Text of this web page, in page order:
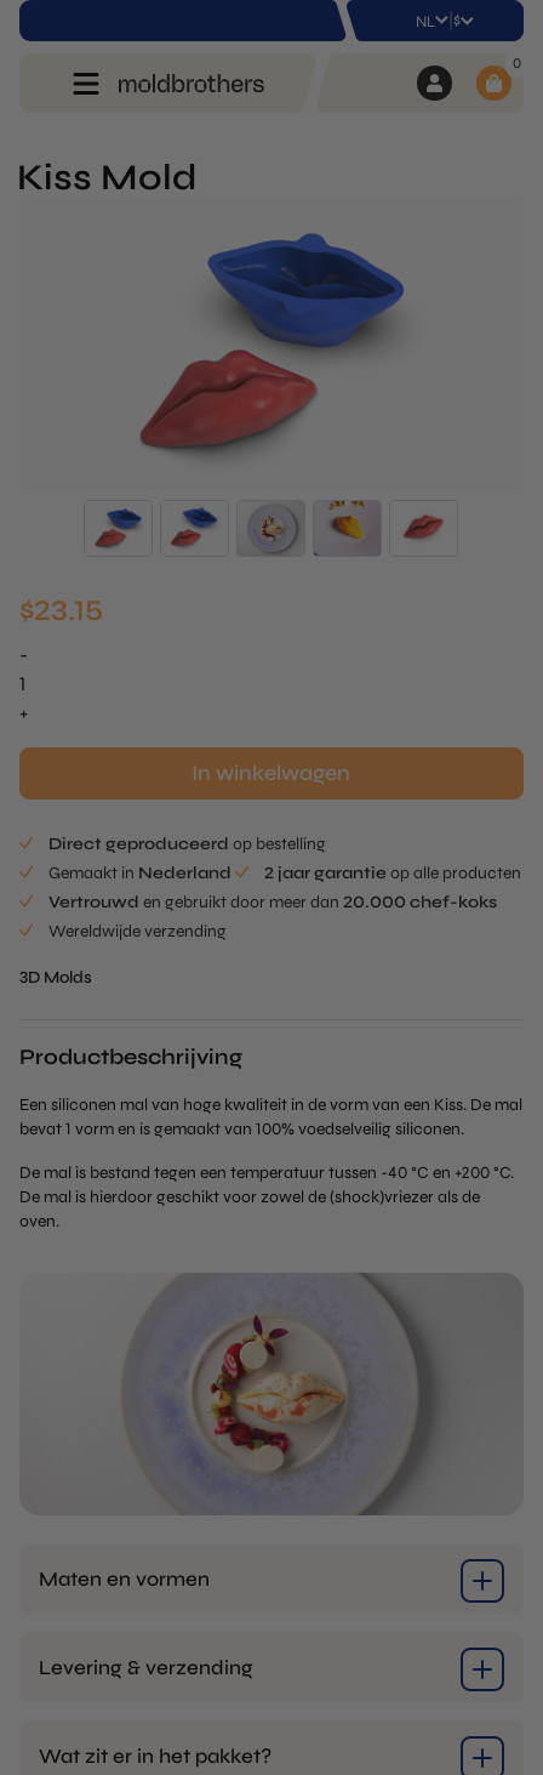
NL |$
0
Kiss Mold
$23.15
-
Kiss
Mold
+
In winkelwagen
Direct geproduceerd op bestelling
Gemaakt in Nederland 2 jaar garantie op alle producten
Vertrouwd en gebruikt door meer dan 20.000 chef-koks
Wereldwijde verzending
3D Molds
Productbeschrijving
Een siliconen mal van hoge kwaliteit in de vorm van een Kiss. De mal
bevat 1 vorm en is gemaakt van 100% voedselveilig siliconen.
De mal is bestand tegen een temperatuur tussen -40 °C en +200 °C.
De mal is hierdoor geschikt voor zowel de (shock)vriezer als de
oven.
Maten en vormen
Levering & verzending
Wat zit er in het pakket?